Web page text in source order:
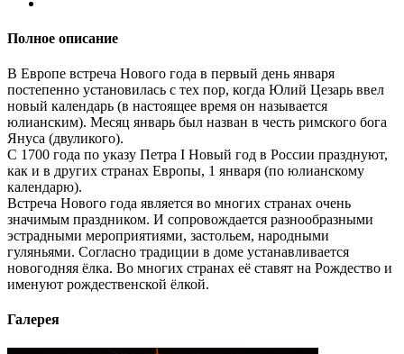
Полное описание
В Европе встреча Нового года в первый день января
постепенно установилась с тех пор, когда Юлий Цезарь ввел
новый календарь (в настоящее время он называется
юлианским). Месяц январь был назван в честь римского бога
Януса (двуликого).
С 1700 года по указу Петра I Новый год в России празднуют,
как и в других странах Европы, 1 января (по юлианскому
календарю).
Встреча Нового года является во многих странах очень
значимым праздником. И сопровождается разнообразными
эстрадными мероприятиями, застольем, народными
гуляньями. Согласно традиции в доме устанавливается
новогодняя ёлка. Во многих странах её ставят на Рождество и
именуют рождественской ёлкой.
Галерея